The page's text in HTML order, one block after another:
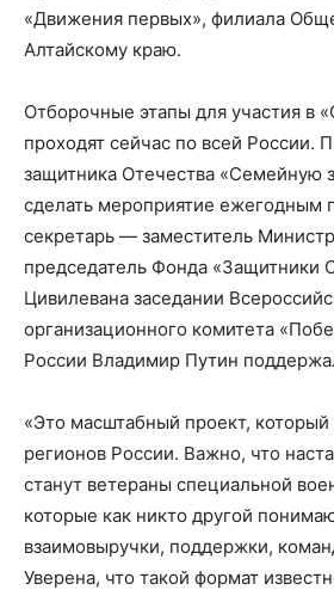
«Движения первых», филиала
Алтайскому краю.
Отборочные этапы для участия в
проходят сейчас по всей России.
защитника Отечества «Семейную
сделать мероприятие ежегодным
секретарь — заместитель
председатель Фонда «Защитники
Цивилевана заседании
организационного комитета
России Владимир Путин
«Это масштабный проект, который
регионов России. Важно, что
станут ветераны специальной
которые как никто другой
взаимовыручки, поддержки,
Уверена, что такой формат